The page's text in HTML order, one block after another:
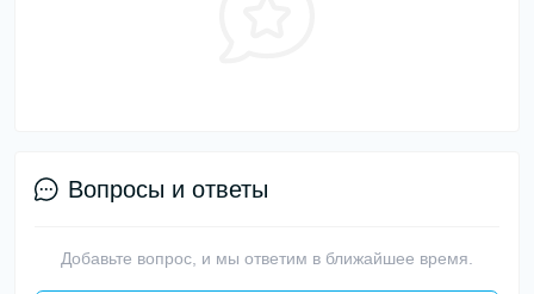
Вопросы и ответы
Добавьте вопрос, и мы ответим в ближайшее время.